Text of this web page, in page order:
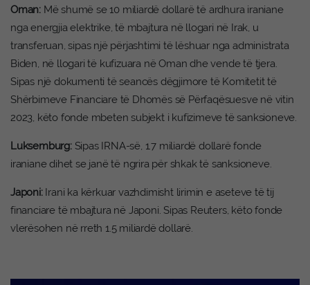
Oman: Më shumë se 10 miliardë dollarë të ardhura iraniane
nga energjia elektrike, të mbajtura në llogari në Irak, u
transferuan, sipas një përjashtimi të lëshuar nga administrata
Biden, në llogari të kufizuara në Oman dhe vende të tjera.
Sipas një dokumenti të seancës dëgjimore të Komitetit të
Shërbimeve Financiare të Dhomës së Përfaqësuesve në vitin
2023, këto fonde mbeten subjekt i kufizimeve të sanksioneve.
Luksemburg: Sipas IRNA-së, 1.7 miliardë dollarë fonde
iraniane dihet se janë të ngrira për shkak të sanksioneve.
Japoni:Irani ka kërkuar vazhdimisht lirimin e aseteve të tij
financiare të mbajtura në Japoni. Sipas Reuters, këto fonde
vlerësohen në rreth 1.5 miliardë dollarë.